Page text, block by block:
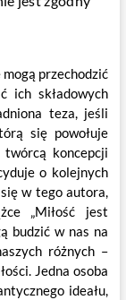
przechodzić
ich składowych
teza, jeśli
się powołuje
koncepcji
o kolejnych
w tego autora,
„Miłość jest
budzić w nas na
różnych –
Jedna osoba
ideału,